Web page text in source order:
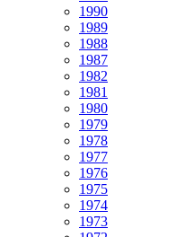
1990
1989
1988
1987
1982
1981
1980
1979
1978
1977
1976
1975
1974
1973